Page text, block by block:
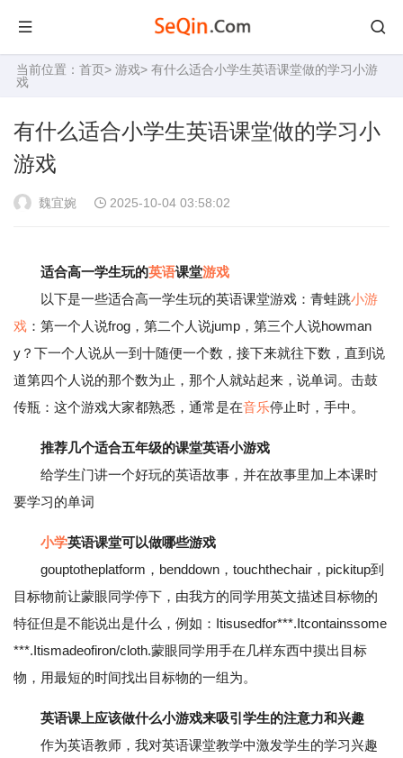
当前位置： 首页> 游戏> 有什么适合小学生英语课堂做的学习小游
戏
有什么适合小学生英语课堂做的学习小
游戏
魏宜婉 2025-10-04 03:58:02
适合高一学生玩的英语课堂游戏
以下是一些适合高一学生玩的英语课堂游戏：青蛙跳小游
戏 ：第一个人说frog，第二个人说jump，第三个人说howman
y？下一个人说从一到十随便一个数，接下来就往下数，直到说
道第四个人说的那个数为止，那个人就站起来，说单词。击鼓
传瓶：这个游戏大家都熟悉，通常是在音乐停止时，手中。
推荐几个适合五年级的课堂英语小游戏
给学生门讲一个好玩的英语故事，并在故事里加上本课时
要学习的单词
小学英语课堂可以做哪些游戏
gouptotheplatform，benddown，touchthechair，pickitup到
目标物前让蒙眼同学停下，由我方的同学用英文描述目标物的
特征但是不能说出是什么，例如：Itisusedfor***.Itcontainssome
***.Itismadeofiron/cloth.蒙眼同学用手在几样东西中摸出目标
物，用最短的时间找出目标物的一组为。
英语课上应该做什么小游戏来吸引学生的注意力和兴趣
作为英语教师，我对英语课堂教学中激发学生的学习兴趣